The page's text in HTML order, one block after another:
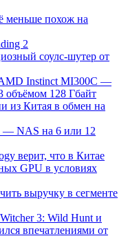
меньше похож на
2
соулс-шутер от
AMD Instinct MI300C —
объёмом 128 Гбайт
из Китая в обмен на
— NAS на 6 или 12
верит, что в Китае
GPU в условиях
выручку в сегменте
3: Wild Hunt и
впечатлениями от